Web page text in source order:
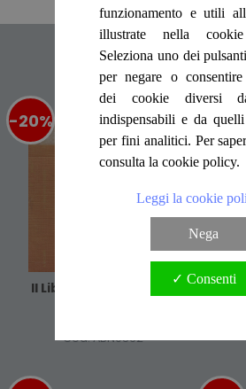
Articoli
-20%%
Il Libro Delle Citazioni
Cod. ABN0862
-20%
funzionamento e utili
illustrate nella
Seleziona uno dei
per negare o
dei cookie diversi
indispensabili e da
per fini analitici. Per
consulta la cookie policy.
Leggi la cookie
Nega
✓ Consenti